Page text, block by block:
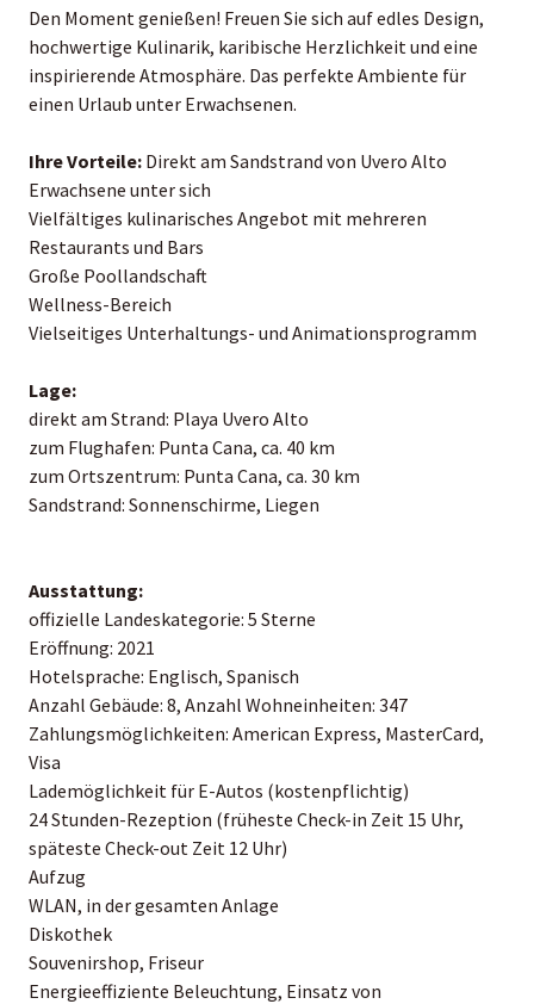
Den Moment genießen! Freuen Sie sich auf edles Design,
hochwertige Kulinarik, karibische Herzlichkeit und eine
inspirierende Atmosphäre. Das perfekte Ambiente für
einen Urlaub unter Erwachsenen.
Ihre Vorteile: Direkt am Sandstrand von Uvero Alto
Erwachsene unter sich
Vielfältiges kulinarisches Angebot mit mehreren
Restaurants und Bars
Große Poollandschaft
Wellness-Bereich
Vielseitiges Unterhaltungs- und Animationsprogramm
Lage:
direkt am Strand: Playa Uvero Alto
zum Flughafen: Punta Cana, ca. 40 km
zum Ortszentrum: Punta Cana, ca. 30 km
Sandstrand: Sonnenschirme, Liegen
Ausstattung:
offizielle Landeskategorie: 5 Sterne
Eröffnung: 2021
Hotelsprache: Englisch, Spanisch
Anzahl Gebäude: 8, Anzahl Wohneinheiten: 347
Zahlungsmöglichkeiten: American Express, MasterCard,
Visa
Lademöglichkeit für E-Autos (kostenpflichtig)
24 Stunden-Rezeption (früheste Check-in Zeit 15 Uhr,
späteste Check-out Zeit 12 Uhr)
Aufzug
WLAN, in der gesamten Anlage
Diskothek
Souvenirshop, Friseur
Energieeffiziente Beleuchtung, Einsatz von